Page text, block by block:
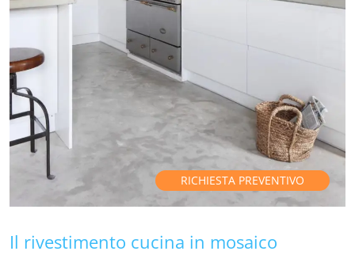
RICHIESTA PREVENTIVO
Il rivestimento cucina in mosaico